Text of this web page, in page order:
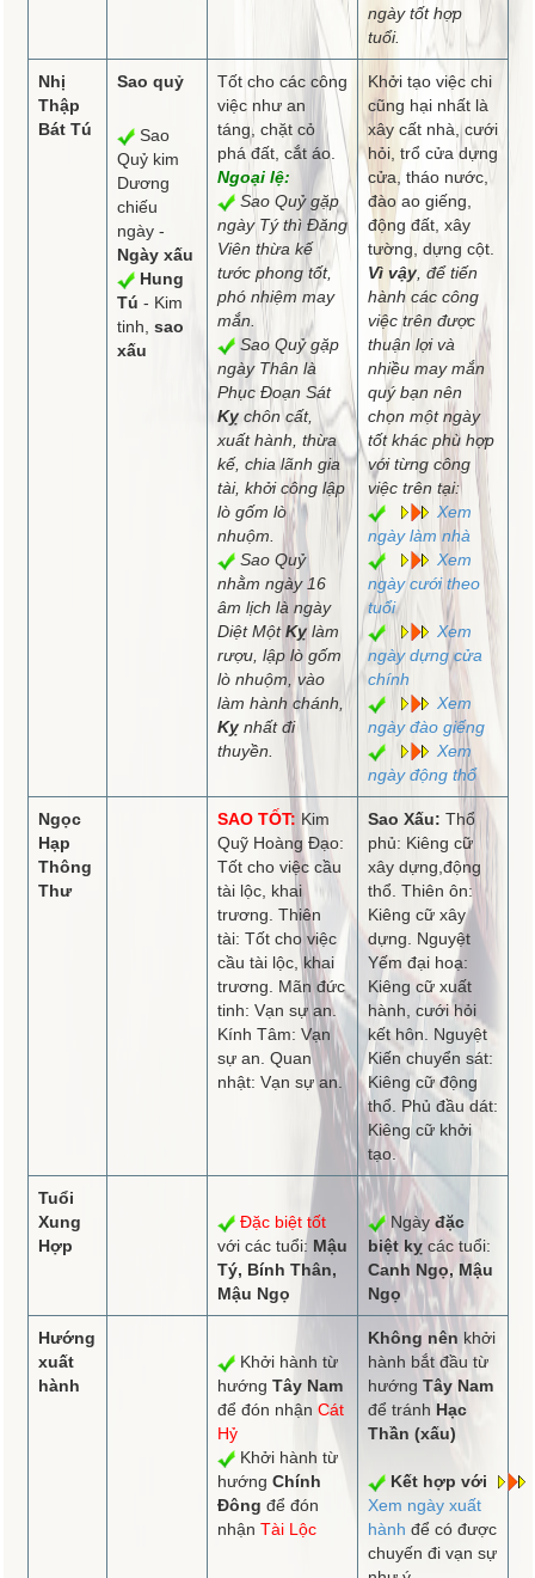
ngày tốt hợp
tuổi.
Nhị
Thập
Bát Tú
Sao quỷ
Sao
Quỷ kim
Dương
chiếu
ngày -
Ngày xấu
Hung
Tú - Kim
tinh, sao
xấu
Tốt cho các công
việc như an
táng, chặt cỏ
phá đất, cắt áo.
Ngoại lệ:
Sao Quỷ gặp
ngày Tý thì Đăng
Viên thừa kế
tước phong tốt,
phó nhiệm may
mắn.
Sao Quỷ gặp
ngày Thân là
Phục Đoạn Sát
Kỵchôn cất,
xuất hành, thừa
kế, chia lãnh gia
tài, khởi công lập
lò gốm lò
nhuộm.
Sao Quỷ
nhằm ngày 16
âm lịch là ngày
Diệt MộtKỵlàm
rượu, lập lò gốm
lò nhuộm, vào
làm hành chánh,
Kỵnhất đi
thuyền.
Khởi tạo việc chi
cũng hại nhất là
xây cất nhà, cưới
hỏi, trổ cửa dựng
cửa, tháo nước,
đào ao giếng,
động đất, xây
tường, dựng cột.
Vì vậy, để tiến
hành các công
việc trên được
thuận lợi và
nhiều may mắn
quý bạn nên
chọn một ngày
tốt khác phù hợp
với từng công
việc trên tại:
Xem
ngày làm nhà
Xem
ngày cưới theo
tuổi
Xem
ngày dựng cửa
chính
Xem
ngày đào giếng
Xem
ngày động thổ
Ngọc
Hạp
Thông
Thư
SAO TỐT: Kim
Quỹ Hoàng Đạo:
Tốt cho việc cầu
tài lộc, khai
trương. Thiên
tài: Tốt cho việc
cầu tài lộc, khai
trương. Mãn đức
tinh: Vạn sự an.
Kính Tâm: Vạn
sự an. Quan
nhật: Vạn sự an.
Sao Xấu: Thổ
phủ: Kiêng cữ
xây dựng,động
thổ. Thiên ôn:
Kiêng cữ xây
dựng. Nguyệt
Yếm đại hoạ:
Kiêng cữ xuất
hành, cưới hỏi
kết hôn. Nguyệt
Kiến chuyển sát:
Kiêng cữ động
thổ. Phủ đầu dát:
Kiêng cữ khởi
tạo.
Tuổi
Xung
Hợp
Đặc biệt tốt
với các tuổi: Mậu
Tý, Bính Thân,
Mậu Ngọ
Ngày đặc
biệt kỵcác tuổi:
Canh Ngọ, Mậu
Ngọ
Hướng
xuất
hành
Khởi hành từ
hướng Tây Nam
để đón nhận Cát
Hỷ
Khởi hành từ
hướng Chính
Đông để đón
nhận Tài Lộc
Không nên khởi
hành bắt đầu từ
hướng Tây Nam
để tránh Hạc
Thần (xấu)
Kết hợp với
Xem ngày xuất
hành để có được
chuyến đi vạn sự